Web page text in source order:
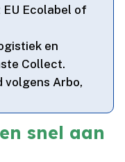
Ecolabel of
en
Collect.​
volgens Arbo,
snel aan